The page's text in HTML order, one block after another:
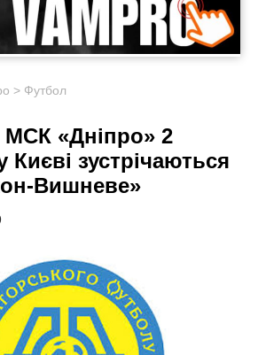
> Футбол
МСК «Дніпро» 2
Києві зустрічаються
Вишневе»